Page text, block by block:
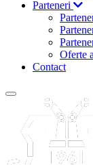
Parteneri
Oferte
Contact